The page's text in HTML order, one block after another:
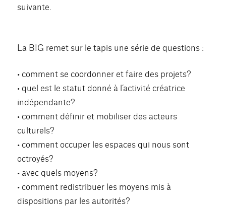
suivante.
La BIG remet sur le tapis une série de questions :
• comment se coordonner et faire des projets?
• quel est le statut donné à l’activité créatrice
indépendante?
• comment définir et mobiliser des acteurs
culturels?
• comment occuper les espaces qui nous sont
octroyés?
• avec quels moyens?
• comment redistribuer les moyens mis à
dispositions par les autorités?